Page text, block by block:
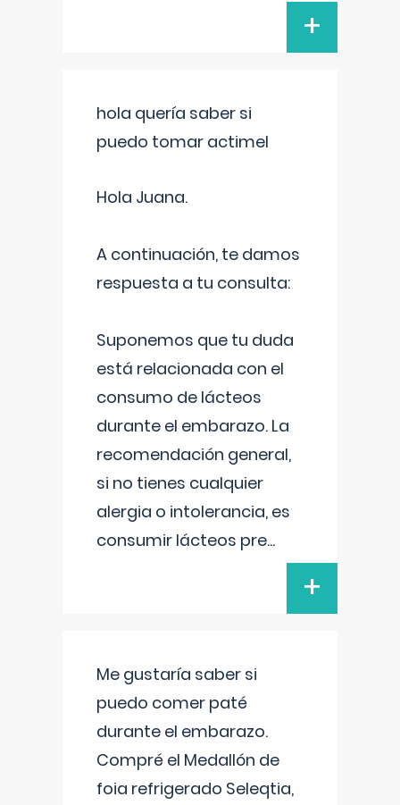
+
hola quería saber si
puedo tomar actimel
Hola Juana.
A continuación, te damos
respuesta a tu consulta:
Suponemos que tu duda
está relacionada con el
consumo de lácteos
durante el embarazo. La
recomendación general,
si no tienes cualquier
alergia o intolerancia, es
consumir lácteos pre...
+
Me gustaría saber si
puedo comer paté
durante el embarazo.
Compré el Medallón de
foia refrigerado Seleqtia,